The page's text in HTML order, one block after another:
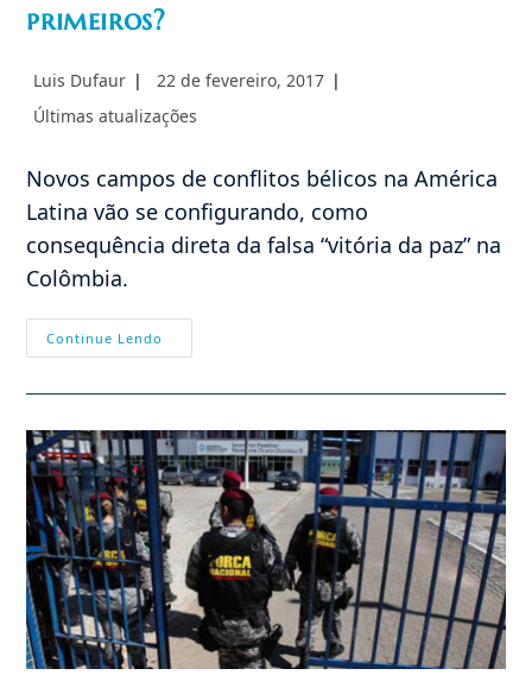
primeiros?
Autor
post:
Luis Dufaur
Post
22 de fevereiro, 2017
Categoria
Últimas atualizações
Novos campos de conflitos bélicos na América
Latina vão se configurando, como
consequência direta da falsa “vitória da paz” na
Colômbia.
Continue Lendo
“acordo
Civis
Latino-
Americanas?
Seremos
Os
Primeiros?